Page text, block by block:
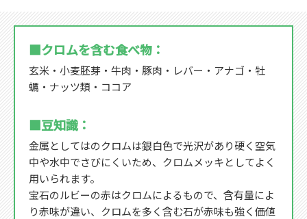
■クロムを含む食べ物：
玄米・小麦胚芽・牛肉・豚肉・レバー・アナゴ・牡
蠣・ナッツ類・ココア
■豆知識：
金属としてはのクロムは銀白色で光沢があり硬く空気
中や水中でさびにくいため、クロムメッキとしてよく
用いられます。
宝石のルビーの赤はクロムによるもので、含有量によ
り赤味が違い、クロムを多く含む石が赤味も強く価値